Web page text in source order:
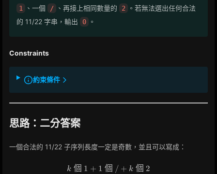
1 、一個 / 、再接上相同數量的 2
。若無法選出任何合法
的 11/22 字串，輸出
0 。
Constraints
約束條件
思路：二分答案
一個合法的 11/22 子序列長度一定是奇數，並且可以寫成：
k \text{ 個 } 1 + 1 \text{ 個
k 個 1 + 1 個 / + k 個 2